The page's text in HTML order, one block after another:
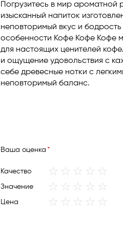
Погрузитесь в мир
изысканный напиток
неповторимый вкус и
особенности Кофе Кофе Кофе
для настоящих ценителей
и ощущение удовольствия с
себе древесные нотки с
неповторимый баланс.
Ваша оценка
Качество
1
2
3
4
Значение
1
2
3
4
Цена
1
2
3
4